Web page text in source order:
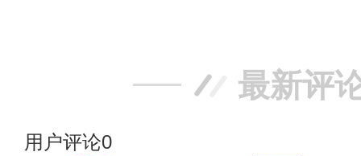
最新评
用户评论0